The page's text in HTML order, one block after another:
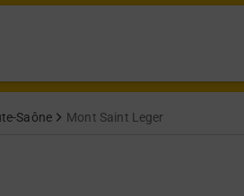
Saône Mont Saint Leger